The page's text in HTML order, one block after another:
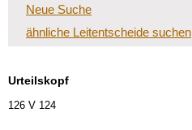
Neue Suche
ähnliche Leitentscheide suchen
Urteilskopf
126 V 124